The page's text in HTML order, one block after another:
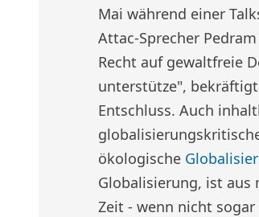
Mai während einer
Attac-Sprecher
Recht auf gewaltfreie
unterstütze",
Entschluss. Auch
ökologische
Globalisierung, ist aus
Zeit - wenn nicht